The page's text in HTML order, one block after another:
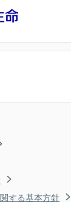
する基本方針